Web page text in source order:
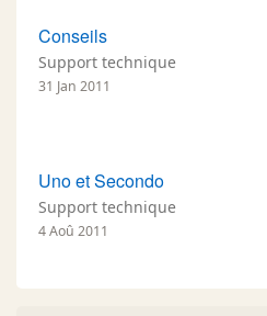
Conseils
Support technique
31 Jan 2011
Uno et Secondo
Support technique
4 Aoû 2011